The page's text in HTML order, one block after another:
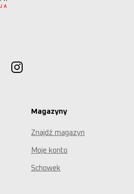
Magazyny
Znajdź magazyn
Moje konto
Schowek